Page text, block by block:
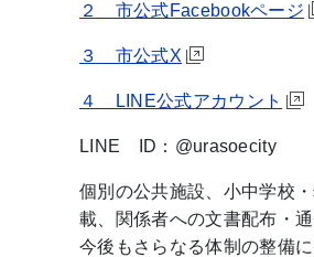
２ 市公式Facebookページ
３ 市公式X
４ LINE公式アカウント
LINE ID：@urasoecity
個別の公共施設、小中学校
載、関係者への文書配布・
今後もさらなる体制の整備